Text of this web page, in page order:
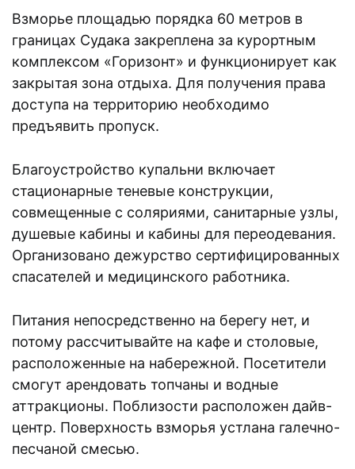
Взморье площадью порядка 60 метров в
границах Судака закреплена за курортным
комплексом «Горизонт» и функционирует как
закрытая зона отдыха. Для получения права
доступа на территорию необходимо
предъявить пропуск.
Благоустройство купальни включает
стационарные теневые конструкции,
совмещенные с соляриями, санитарные узлы,
душевые кабины и кабины для переодевания.
Организовано дежурство сертифицированных
спасателей и медицинского работника.
Питания непосредственно на берегу нет, и
потому рассчитывайте на кафе и столовые,
расположенные на набережной. Посетители
смогут арендовать топчаны и водные
аттракционы. Поблизости расположен дайв-
центр. Поверхность взморья устлана галечно-
песчаной смесью.